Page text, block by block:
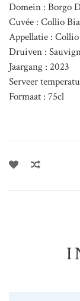
Domein : Borgo
Cuvée : Collio
Appellatie :
Druiven :
Jaargang : 2023
Serveer
Formaat : 75cl